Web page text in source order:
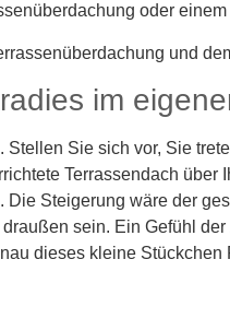
oder
und
im
Sie sich vor, Sie
Terrassendach
Steigerung wäre der
sein. Ein Gefühl
dieses kleine